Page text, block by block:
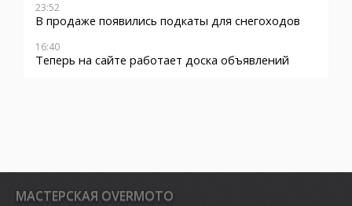
23:52
В продаже появились подкаты для снегоходов
16:40
Теперь на сайте работает доска объявлений
MАСТЕРСКАЯ OVERMOTO